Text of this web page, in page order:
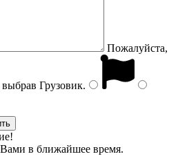
Пожалуйста,
выбрав Грузовик.
в ближайшее время.